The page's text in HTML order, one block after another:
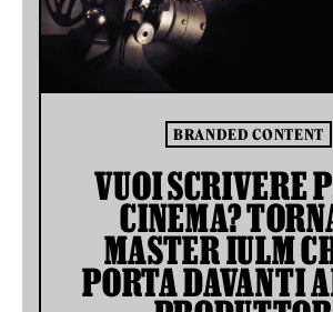
BRANDED CONTENT
VUOI SCRIVERE
CINEMA?
MASTER IULM
PORTA DAVANTI